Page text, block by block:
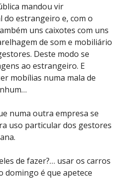
mandou vir
estrangeiro e, com o
uns caixotes com uns
de som e mobiliário
Deste modo se
ao estrangeiro. E
mobílias numa mala de
numa outra empresa se
uso particular dos gestores
de fazer?… usar os carros
domingo é que apetece